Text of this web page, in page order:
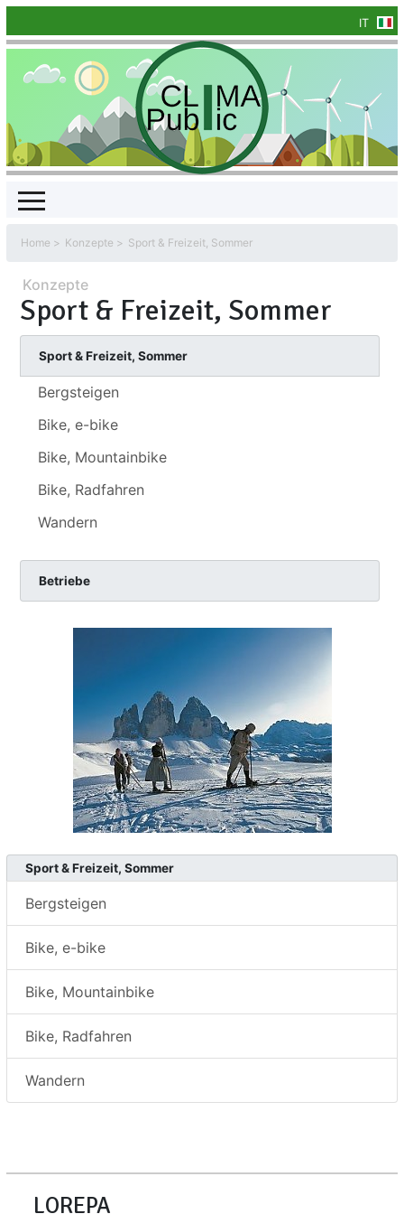
IT
Home Konzepte Sport & Freizeit, Sommer
Konzepte
Sport & Freizeit, Sommer
Sport & Freizeit, Sommer
Bergsteigen
Bike, e-bike
Bike, Mountainbike
Bike, Radfahren
Wandern
Betriebe
Sport & Freizeit, Sommer
Bergsteigen
Bike, e-bike
Bike, Mountainbike
Bike, Radfahren
Wandern
LOREPA